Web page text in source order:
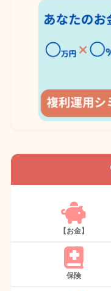
【お金】
保険